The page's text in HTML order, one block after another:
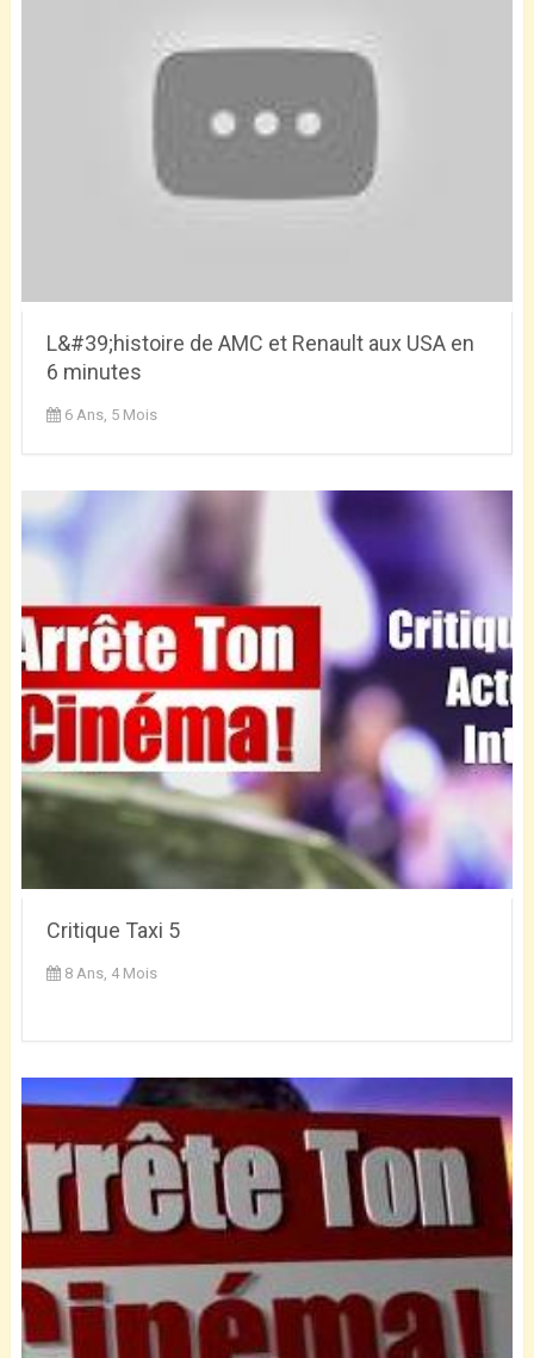
L&#39;histoire de AMC et Renault aux USA en
6 minutes
6 Ans, 5 Mois
Critique Taxi 5
8 Ans, 4 Mois